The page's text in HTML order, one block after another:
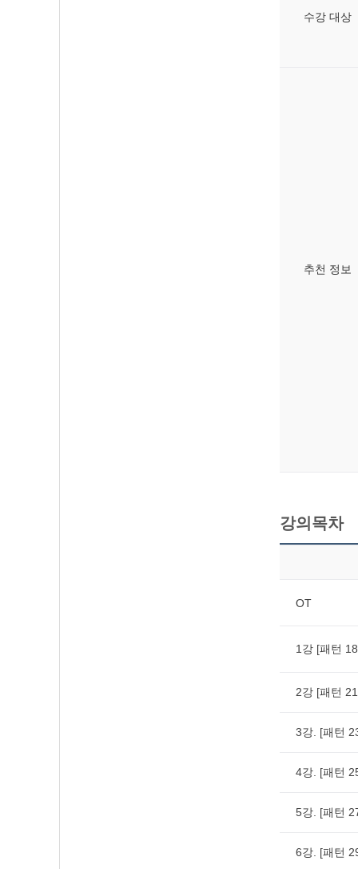
수강 대상
추천 정보
강의목차
OT
1강 [패턴
2강 [패턴
3강. [패턴
4강. [패턴
5강. [패턴
6강. [패턴